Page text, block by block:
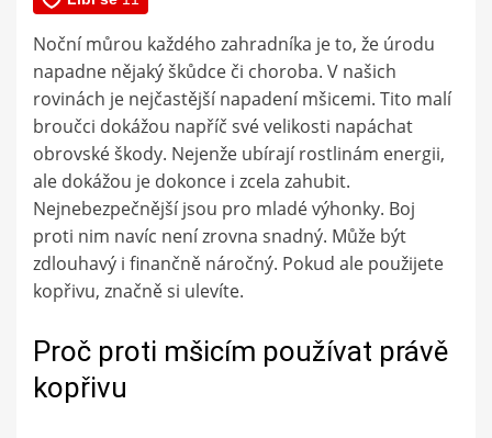
Noční můrou každého zahradníka je to, že úrodu
napadne nějaký škůdce či choroba. V našich
rovinách je nejčastější napadení mšicemi. Tito malí
broučci dokážou napříč své velikosti napáchat
obrovské škody. Nejenže ubírají rostlinám energii,
ale dokážou je dokonce i zcela zahubit.
Nejnebezpečnější jsou pro mladé výhonky. Boj
proti nim navíc není zrovna snadný. Může být
zdlouhavý i finančně náročný. Pokud ale použijete
kopřivu, značně si ulevíte.
Proč proti mšicím používat právě
kopřivu